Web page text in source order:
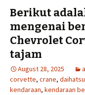
Berikut
mengenai
Chevrolet
tajam
August 28, 2025
corvette, crane, daihatsu
kendaraan, kendaraan